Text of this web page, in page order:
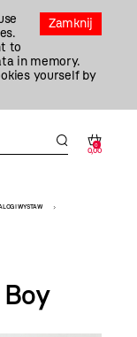
Zamknij
to
in memory.
yourself by
0
0,00
WYSTAW